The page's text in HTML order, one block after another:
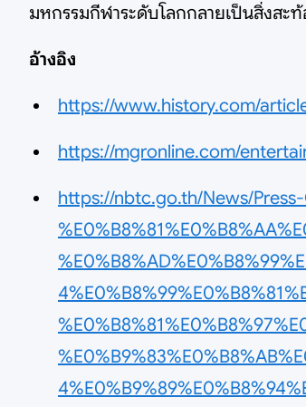
มหกรรมกีฬาระดับโลกกลายเป็นสิ่งส
อ้างอิง
https://www.history.com/
https://mgronline.com/
https://nbtc.go.th/News/Press-